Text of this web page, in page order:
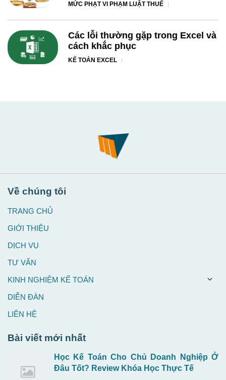
MỨC PHẠT VI PHẠM LUẬT THUẾ
Các lỗi thường gặp trong Excel và
cách khắc phục
KẾ TOÁN EXCEL
Về chúng tôi
TRANG CHỦ
GIỚI THIỆU
DỊCH VỤ
TƯ VẤN
KINH NGHIỆM KẾ TOÁN
DIỄN ĐÀN
LIÊN HỆ
Bài viết mới nhất
Học Kế Toán Cho Chủ Doanh Nghiệp Ở
Đâu Tốt? Review Khóa Học Thực Tế